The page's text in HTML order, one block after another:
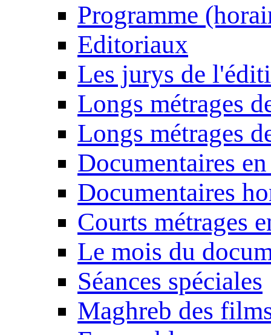
Programme
Editoriaux
Les jurys de
Longs métrages
Longs métrages
Documentaires
Documentaires
Courts métrages
Le mois du
Séances spéciales
Maghreb des